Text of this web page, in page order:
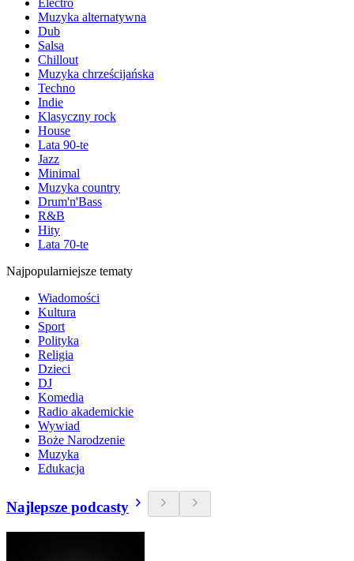
Electro
Muzyka alternatywna
Dub
Salsa
Chillout
Muzyka chrześcijańska
Techno
Indie
Klasyczny rock
House
Lata 90-te
Jazz
Minimal
Muzyka country
Drum'n'Bass
R&B
Hity
Lata 70-te
Najpopularniejsze tematy
Wiadomości
Kultura
Sport
Polityka
Religia
Dzieci
DJ
Komedia
Radio akademickie
Wywiad
Boże Narodzenie
Muzyka
Edukacja
Najlepsze podcasty